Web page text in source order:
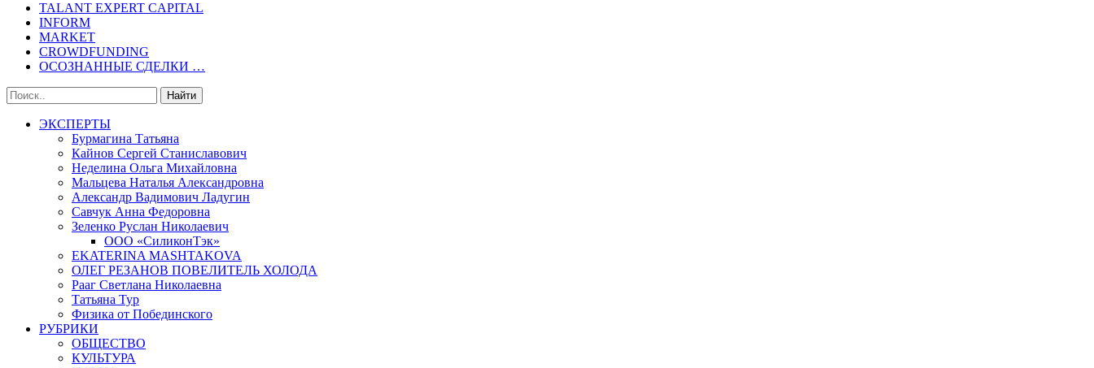
TALANT EXPERT CAPITAL
INFORM
MARKET
CROWDFUNDING
ОСОЗНАННЫЕ СДЕЛКИ …
ЭКСПЕРТЫ
Бурмагина Татьяна
Кайнов Сергей Станиславович
Неделина Ольга Михайловна
Мальцева Наталья Александровна
Александр Вадимович Ладугин
Савчук Анна Федоровна
Зеленко Руслан Николаевич
ООО «СиликонТэк»
EKATERINA MASHTAKOVA
ОЛЕГ РЕЗАНОВ ПОВЕЛИТЕЛЬ ХОЛОДА
Рааг Светлана Николаевна
Татьяна Тур
Физика от Побединского
РУБРИКИ
ОБЩЕСТВО
КУЛЬТУРА